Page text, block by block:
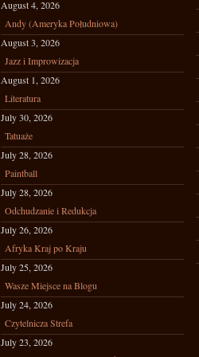
August 4, 2026
Andy (Ameryka Południowa)
August 3, 2026
Jazz i Improwizacja
August 1, 2026
Literatura
July 30, 2026
Tatuaże
July 28, 2026
Paintball
July 28, 2026
Odchudzanie i Redukcja
July 26, 2026
Afryka Kraj po Kraju
July 25, 2026
Wasze Miejsce na Blogu
July 24, 2026
Czytelnicza Strefa
July 23, 2026